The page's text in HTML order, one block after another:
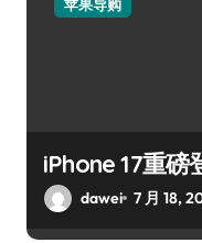
苹果导购
iPhone 17重
dawei 7 月 18,